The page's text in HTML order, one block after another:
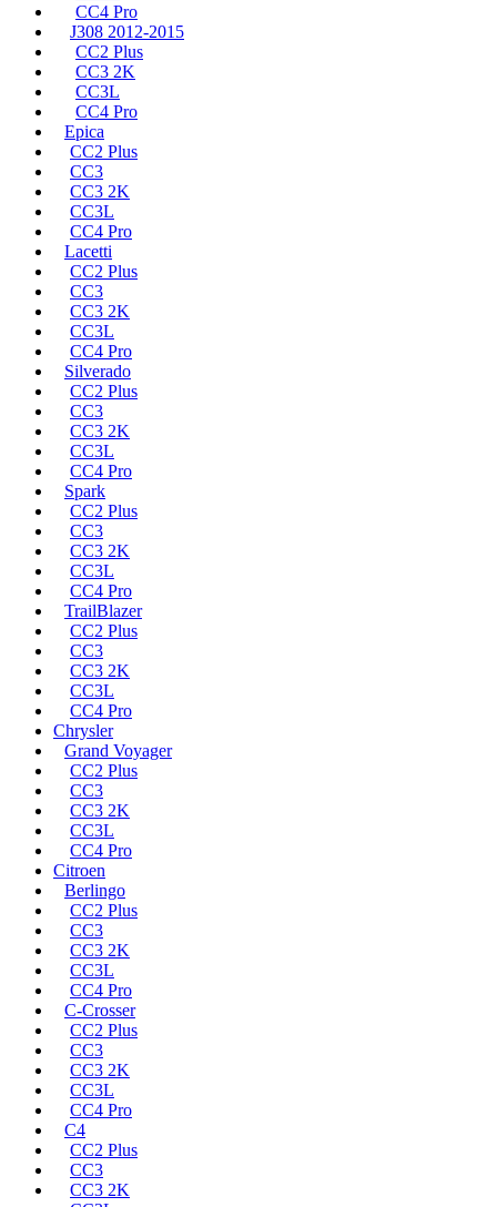
CC4 Pro
J308 2012-2015
CC2 Plus
CC3 2K
CC3L
CC4 Pro
Epica
CC2 Plus
CC3
CC3 2K
CC3L
CC4 Pro
Lacetti
CC2 Plus
CC3
CC3 2K
CC3L
CC4 Pro
Silverado
CC2 Plus
CC3
CC3 2K
CC3L
CC4 Pro
Spark
CC2 Plus
CC3
CC3 2K
CC3L
CC4 Pro
TrailBlazer
CC2 Plus
CC3
CC3 2K
CC3L
CC4 Pro
Chrysler
Grand Voyager
CC2 Plus
CC3
CC3 2K
CC3L
CC4 Pro
Citroen
Berlingo
CC2 Plus
CC3
CC3 2K
CC3L
CC4 Pro
C-Crosser
CC2 Plus
CC3
CC3 2K
CC3L
CC4 Pro
C4
CC2 Plus
CC3
CC3 2K